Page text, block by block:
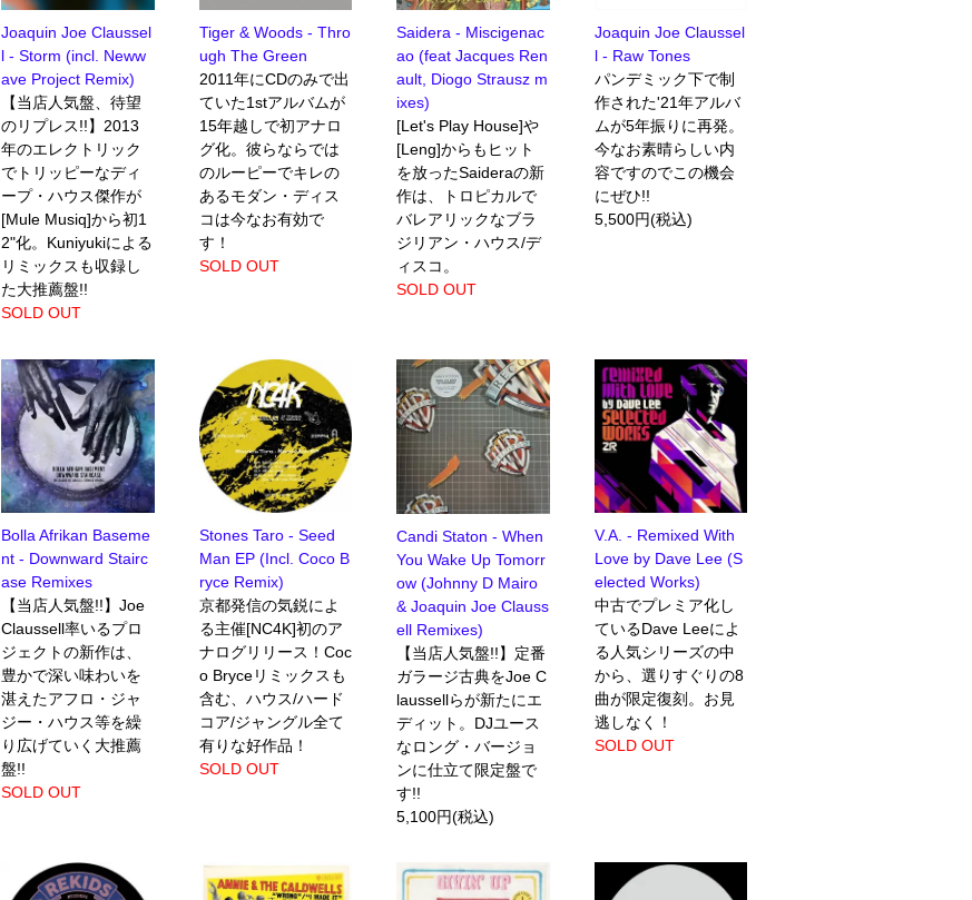
Joaquin Joe Claussel
l - Storm (incl. Neww
ave Project Remix)
【当店人気盤、待望
のリプレス!!】2013
年のエレクトリック
でトリッピーなディ
ープ・ハウス傑作が
[Mule Musiq]から初1
2"化。Kuniyukiによる
リミックスも収録し
た大推薦盤!!
SOLD OUT
Tiger & Woods - Thro
ugh The Green
2011年にCDのみで出
ていた1stアルバムが
15年越しで初アナロ
グ化。彼らならでは
のルーピーでキレの
あるモダン・ディス
コは今なお有効で
す！
SOLD OUT
Saidera - Miscigenac
ao (feat Jacques Ren
ault, Diogo Strausz m
ixes)
[Let's Play House]や
[Leng]からもヒット
を放ったSaideraの新
作は、トロピカルで
バレアリックなブラ
ジリアン・ハウス/デ
ィスコ。
SOLD OUT
Joaquin Joe Claussel
l - Raw Tones
パンデミック下で制
作された'21年アルバ
ムが5年振りに再発。
今なお素晴らしい内
容ですのでこの機会
にぜひ!!
5,500円(税込)
Bolla Afrikan Baseme
nt - Downward Stairc
ase Remixes
【当店人気盤!!】Joe
Claussell率いるプロ
ジェクトの新作は、
豊かで深い味わいを
湛えたアフロ・ジャ
ジー・ハウス等を繰
り広げていく大推薦
盤!!
SOLD OUT
Stones Taro - Seed
Man EP (Incl. Coco B
ryce Remix)
京都発信の気鋭によ
る主催[NC4K]初のア
ナログリリース！Coc
o Bryceリミックスも
含む、ハウス/ハード
コア/ジャングル全て
有りな好作品！
SOLD OUT
Candi Staton - When
You Wake Up Tomorr
ow (Johnny D Mairo
& Joaquin Joe Clauss
ell Remixes)
【当店人気盤!!】定番
ガラージ古典をJoe C
laussellらが新たにエ
ディット。DJユース
なロング・バージョ
ンに仕立て限定盤で
す!!
5,100円(税込)
V.A. - Remixed With
Love by Dave Lee (S
elected Works)
中古でプレミア化し
ているDave Leeによ
る人気シリーズの中
から、選りすぐりの8
曲が限定復刻。お見
逃しなく！
SOLD OUT